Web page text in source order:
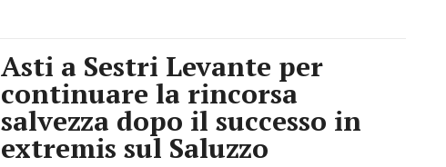
Asti a Sestri Levante per
continuare la rincorsa
salvezza dopo il successo in
extremis sul Saluzzo